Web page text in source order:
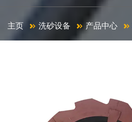
主页 洗砂设备 产品中心